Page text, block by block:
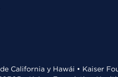
California y Hawái • Kaiser